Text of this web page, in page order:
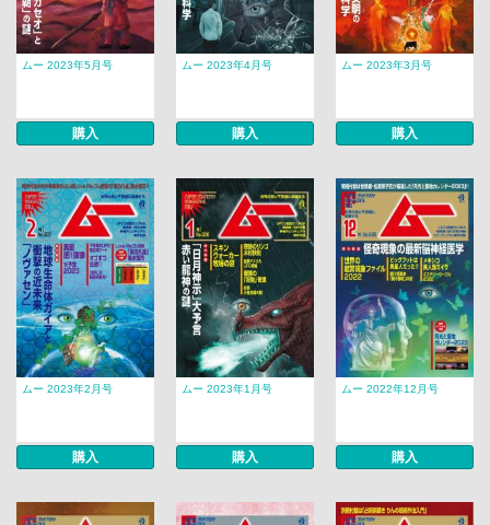
ムー 2023年5月号
購入
ムー 2023年4月号
購入
ムー 2023年3月号
購入
ムー 2023年2月号
購入
ムー 2023年1月号
購入
ムー 2022年12月号
購入